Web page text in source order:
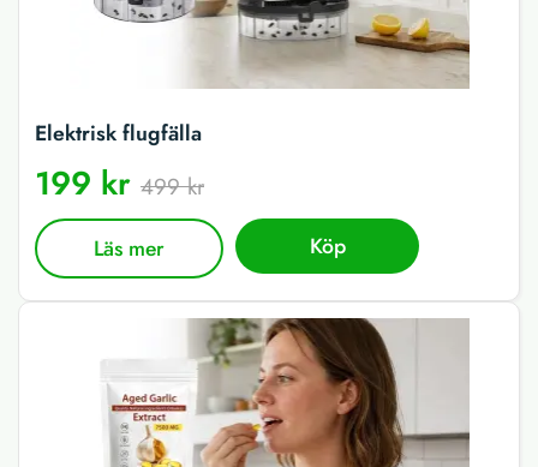
Elektrisk flugfälla
199 kr 499 kr
Läs mer Köp